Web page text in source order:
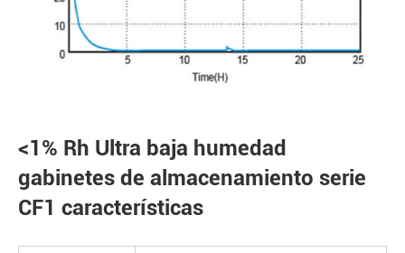
<1% Rh Ultra baja humedad
gabinetes de almacenamiento serie
CF1 características